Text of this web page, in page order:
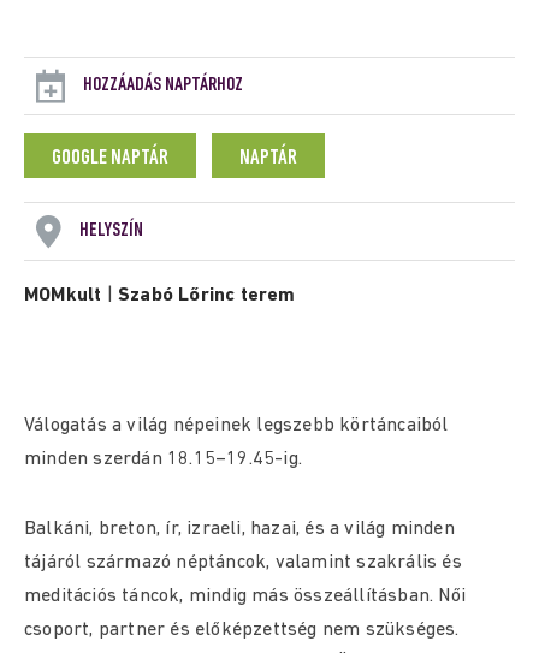
HOZZÁADÁS NAPTÁRHOZ
GOOGLE NAPTÁR NAPTÁR
HELYSZÍN
MOMkult |Szabó Lőrinc terem
Válogatás a világ népeinek legszebb körtáncaiból
minden szerdán 18.15–19.45-ig.
Balkáni, breton, ír, izraeli, hazai, és a világ minden
tájáról származó néptáncok, valamint szakrális és
meditációs táncok, mindig más összeállításban. Női
csoport, partner és előképzettség nem szükséges.